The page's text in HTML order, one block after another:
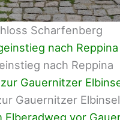
Scharfenberg
nach Reppina
Gauernitzer Elbinsel